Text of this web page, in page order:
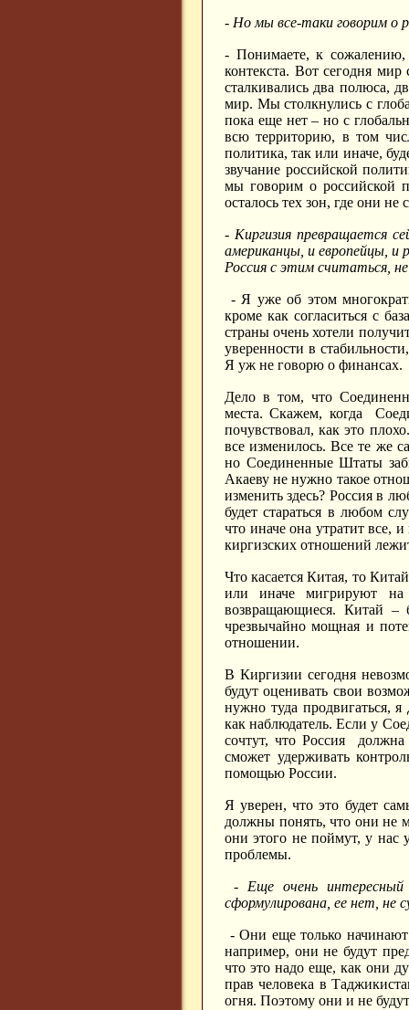
- Но мы все-таки говорим о
- Понимаете, к сожалению,
контекста. Вот сегодня
сталкивались два полюса,
мир. Мы столкнулись с
пока еще нет – но с
всю территорию, в том
политика, так или иначе,
звучание российской
мы говорим о российской
осталось тех зон, где они не
- Киргизия превращается
американцы, и европейцы,
Россия с этим считаться,
- Я уже об этом
кроме как согласиться с
страны очень хотели
уверенности в
Я уж не говорю о финансах.
Дело в том, что
места. Скажем, когда
почувствовал, как это
все изменилось. Все те же
но Соединенные Штаты
Акаеву не нужно такое
изменить здесь? Россия в
будет стараться в любом
что иначе она утратит все,
киргизских отношений
Что касается Китая, то
или иначе мигрируют на
возвращающиеся. Китай –
чрезвычайно мощная и
отношении.
В Киргизии сегодня
будут оценивать свои
нужно туда продвигаться,
как наблюдатель. Если у
сочтут, что Россия должна
сможет удерживать
помощью России.
Я уверен, что это будет
должны понять, что они не
они этого не поймут, у нас
проблемы.
- Еще очень интересный
сформулирована, ее нет,
- Они еще только начинают
например, они не будут
что это надо еще, как они
прав человека в
огня. Поэтому они и не